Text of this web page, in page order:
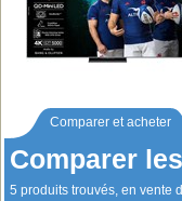
Comparer et acheter
Comparer
5 produits trouvés, en vente